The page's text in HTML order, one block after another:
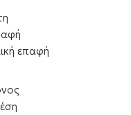
επαφή